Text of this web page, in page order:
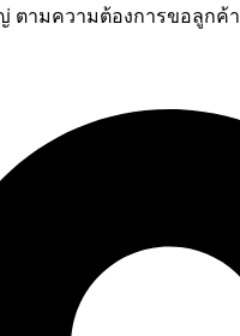
ตามความต้องการขอลูกค้า